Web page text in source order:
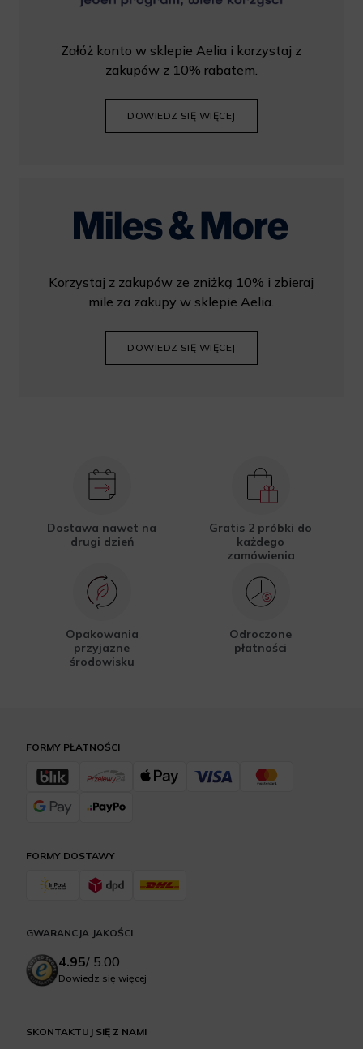
Załóż konto w sklepie Aelia i korzystaj z
zakupów z 10% rabatem.
DOWIEDZ SIĘ WIĘCEJ
Korzystaj z zakupów ze zniżką 10% i zbieraj
mile za zakupy w sklepie Aelia.
DOWIEDZ SIĘ WIĘCEJ
Dostawa nawet na
drugi dzień
Gratis 2 próbki do
każdego
zamówienia
Opakowania
przyjazne
środowisku
Odroczone
płatności
SKONTAKTUJ SIĘ Z NAMI
FORMY DOSTAWY
FORMY PŁATNOŚCI
GWARANCJA JAKOŚCI
4.95/ 5.00
Dowiedz się więcej